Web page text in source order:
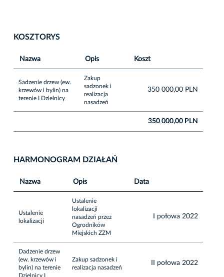
KOSZTORYS
Nazwa Opis Koszt
Sadzenie drzew (ew.
krzewów i bylin) na
terenie I Dzielnicy
Zakup
sadzonek i
realizacja
nasadzeń
350 000,00 PLN
350 000,00 PLN
HARMONOGRAM DZIAŁAŃ
Nazwa Opis Data
Ustalenie
lokalizacji
Ustalenie
lokalizacji
nasadzeń przez
Ogrodników
Miejskich ZZM
I połowa 2022
Dadzenie drzew
(ew. krzewów i
bylin) na terenie
Dzielnicy I
Zakup sadzonek i
realizacja nasadzeń
II połowa 2022